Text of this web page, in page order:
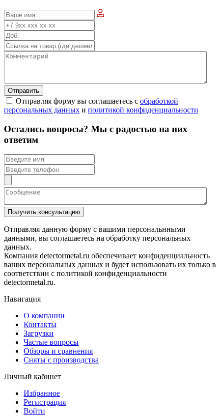
Отправить
Отправляя форму вы соглашаетесь с обработкой
персональных данных и политикой конфиденциальности
Остались вопросы? Мы с радостью на них
ответим
Получить консультацию
Отправляя данную форму с вашими персональнными
данными, вы соглашаетесь на обработку персональных
данных.
Компания detectormetal.ru обеспечивает конфиденциальность
ваших персональных данных и будет использовать их только в
соответствии с политикой конфиденциальности
detectormetal.ru.
Навигация
О компании
Контакты
Загрузки
Частые вопросы
Обзоры и сравнения
Сняты с производства
Личный кабинет
Избранное
Регистрация
Войти